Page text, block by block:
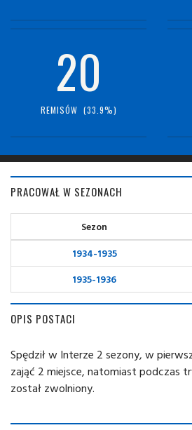
20
REMISÓW (33.9%)
PRACOWAŁ W SEZONACH
Sezon
1934-1935
1935-1936
OPIS POSTACI
Spędził w Interze 2 sezony, w
zająć 2 miejsce, natomiast podczas
został zwolniony.